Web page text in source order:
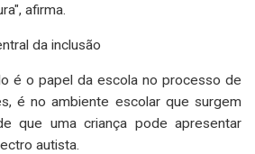
afirma.
da inclusão
é o papel da escola no processo de
é no ambiente escolar que surgem
que uma criança pode apresentar
autista.